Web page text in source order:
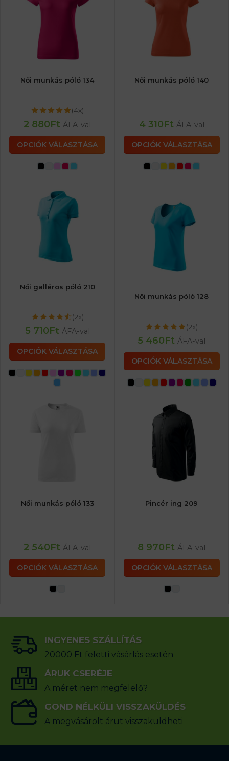
Női munkás póló 134
(4x)
2 880Ft ÁFA-val
OPCIÓK VÁLASZTÁSA
Női munkás póló 140
4 310Ft ÁFA-val
OPCIÓK VÁLASZTÁSA
Női galléros póló 210
(2x)
5 710Ft ÁFA-val
OPCIÓK VÁLASZTÁSA
Női munkás póló 128
(2x)
5 460Ft ÁFA-val
OPCIÓK VÁLASZTÁSA
Női munkás póló 133
2 540Ft ÁFA-val
OPCIÓK VÁLASZTÁSA
Pincér ing 209
8 970Ft ÁFA-val
OPCIÓK VÁLASZTÁSA
INGYENES SZÁLLÍTÁS
20000 Ft feletti vásárlás esetén
ÁRUK CSERÉJE
A méret nem megfelelő?
GOND NÉLKÜLI VISSZAKÜLDÉS
A megvásárolt árut visszaküldheti